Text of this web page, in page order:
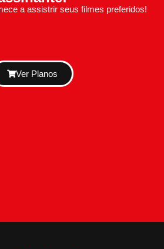
a assistrir seus filmes preferidos!
Ver Planos